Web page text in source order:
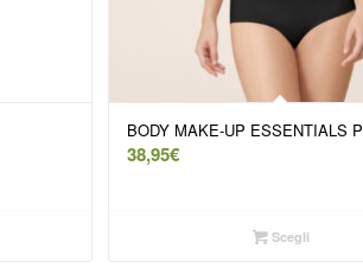
BODY MAKE-UP ESSENTIALS P
38,95€
Scegli